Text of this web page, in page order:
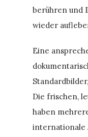
berühren und
wieder
Eine
Die frischen,
haben
internationale